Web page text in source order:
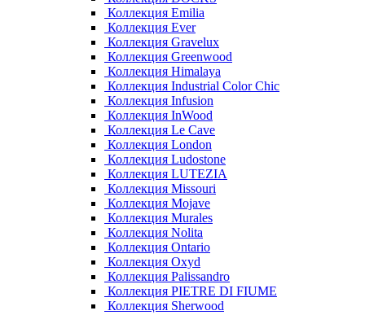
Коллекция Emilia
Коллекция Ever
Коллекция Gravelux
Коллекция Greenwood
Коллекция Himalaya
Коллекция Industrial Color Chic
Коллекция Infusion
Коллекция InWood
Коллекция Le Cave
Коллекция London
Коллекция Ludostone
Коллекция LUTEZIA
Коллекция Missouri
Коллекция Mojave
Коллекция Murales
Коллекция Nolita
Коллекция Ontario
Коллекция Oxyd
Коллекция Palissandro
Коллекция PIETRE DI FIUME
Коллекция Sherwood